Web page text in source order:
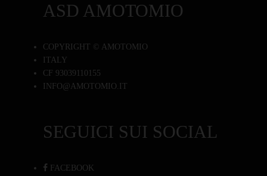
ASD AMOTOMIO
COPYRIGHT © AMOTOMIO
ITALY
CF 93039110155
INFO@AMOTOMIO.IT
SEGUICI SUI SOCIAL
FACEBOOK